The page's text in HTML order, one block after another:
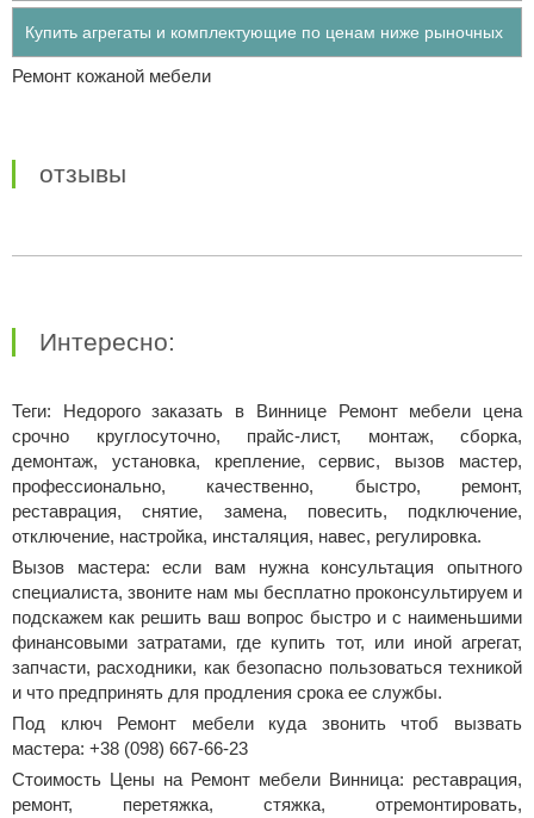
Купить агрегаты и комплектующие по ценам ниже рыночных
Ремонт кожаной мебели
отзывы
Интересно:
Теги: Недорого заказать в Виннице Ремонт мебели цена
срочно круглосуточно, прайс-лист, монтаж, сборка,
демонтаж, установка, крепление, сервис, вызов мастер,
профессионально, качественно, быстро, ремонт,
реставрация, снятие, замена, повесить, подключение,
отключение, настройка, инсталяция, навес, регулировка.
Вызов мастера: если вам нужна консультация опытного
специалиста, звоните нам мы бесплатно проконсультируем и
подскажем как решить ваш вопрос быстро и с наименьшими
финансовыми затратами, где купить тот, или иной агрегат,
запчасти, расходники, как безопасно пользоваться техникой
и что предпринять для продления срока ее службы.
Под ключ Ремонт мебели куда звонить чтоб вызвать
мастера: +38 (098) 667-66-23
Стоимость Цены на Ремонт мебели Винница: реставрация,
ремонт, перетяжка, стяжка, отремонтировать,